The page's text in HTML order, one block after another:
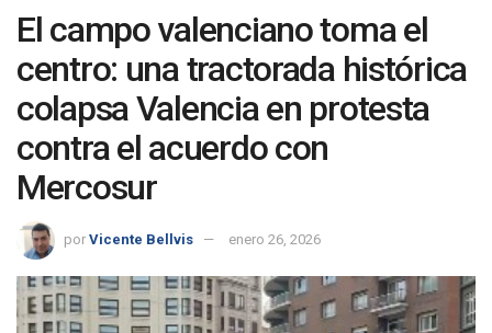
El campo valenciano toma el
centro: una tractorada histórica
colapsa Valencia en protesta
contra el acuerdo con
Mercosur
por Vicente Bellvis enero 26, 2026